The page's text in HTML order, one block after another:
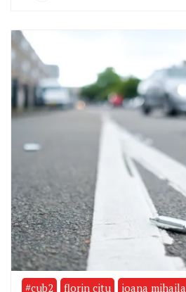
#cub2 florin citu ioana mihaila